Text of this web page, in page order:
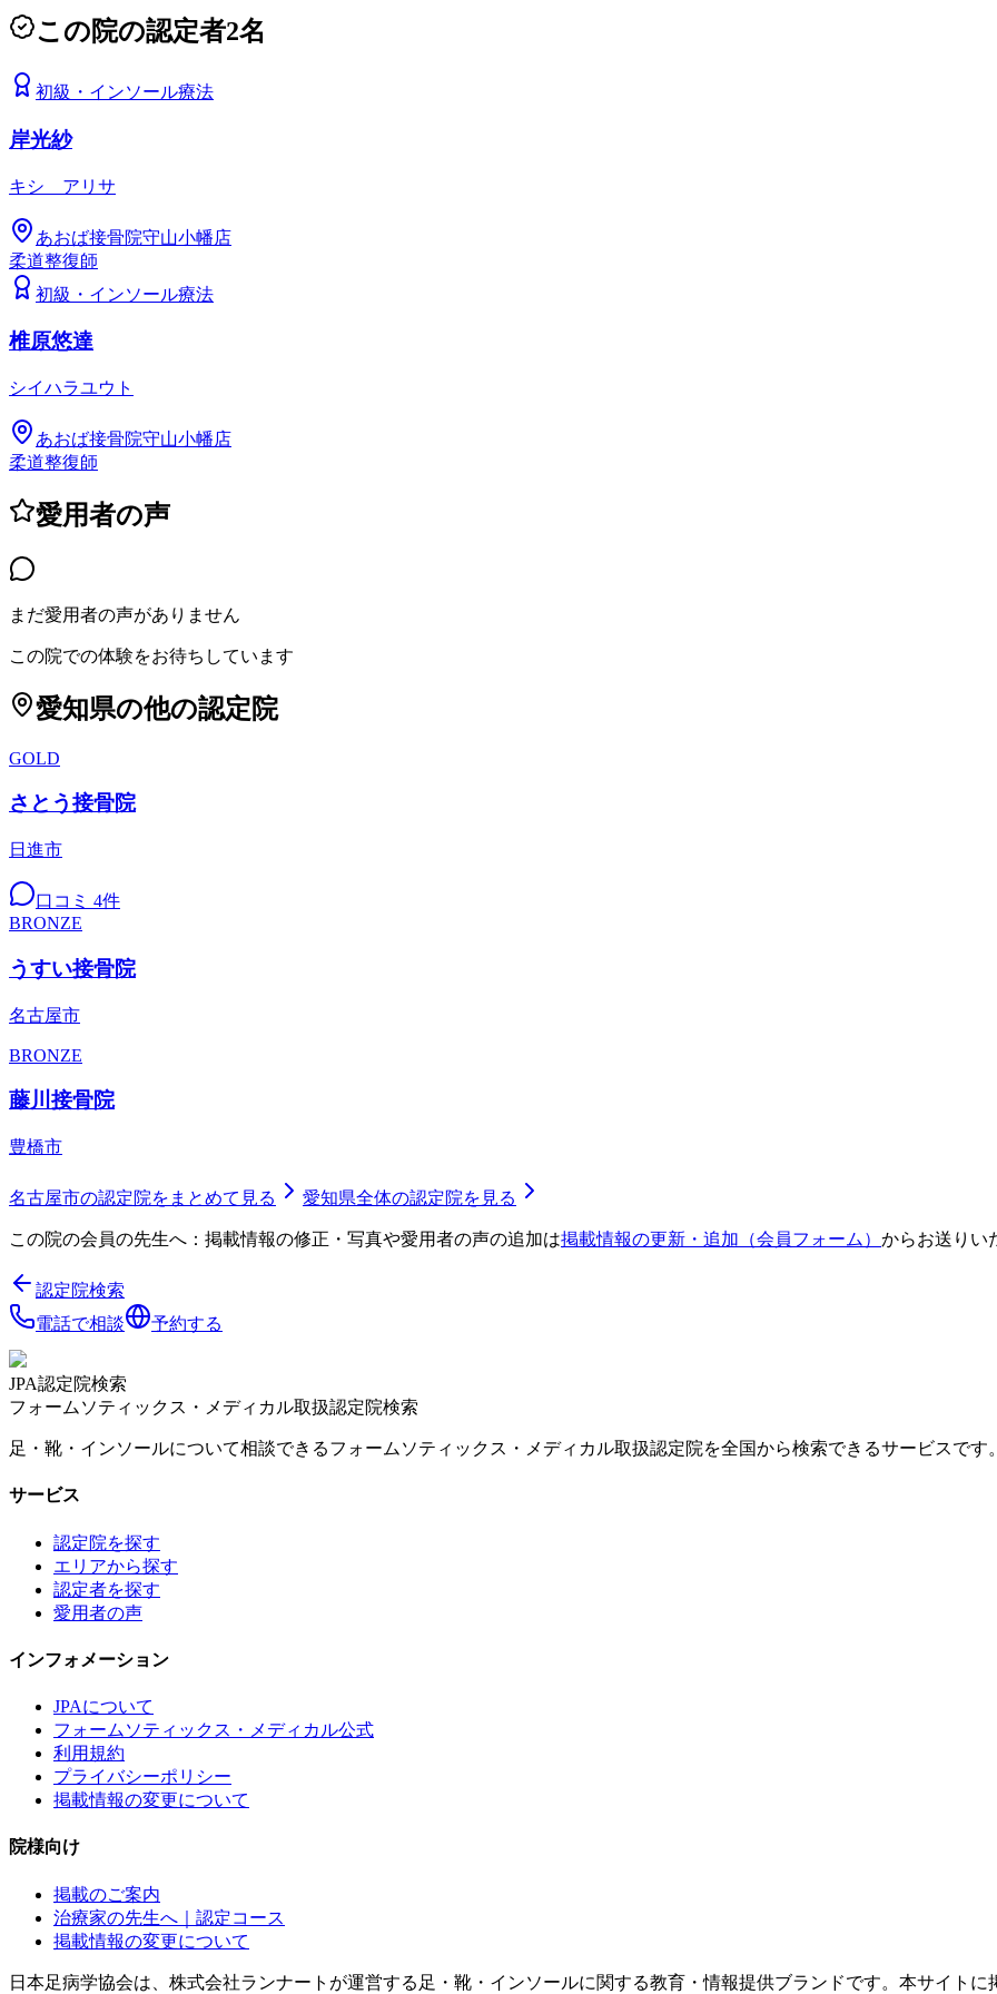
この院の認定者2名
初級 ・ インソール療法
岸光紗
キシ アリサ
あおば接骨院守山小幡店
柔道整復師
初級 ・ インソール療法
椎原悠達
シイハラユウト
あおば接骨院守山小幡店
柔道整復師
愛用者の声
まだ愛用者の声がありません
この院での体験をお待ちしています
愛知県の他の認定院
GOLD
さとう接骨院
日進市
口コミ 4件
BRONZE
うすい接骨院
名古屋市
BRONZE
藤川接骨院
豊橋市
名古屋市の認定院をまとめて見る 愛知県全体の認定院を見る
この院の会員の先生へ：掲載情報の修正・写真や愛用者の声の追加は掲載情報の更新・追加（会員フォーム） からお送りい
認定院検索
電話で相談
予約する
JPA認定院検索
フォームソティックス・メディカル取扱認定院検索
足・靴・インソールについて相談できるフォームソティックス・メディカル取扱認定院を全国から検索できるサービスです。
サービス
認定院を探す
エリアから探す
認定者を探す
愛用者の声
インフォメーション
JPAについて
フォームソティックス・メディカル公式
利用規約
プライバシーポリシー
掲載情報の変更について
院様向け
掲載のご案内
治療家の先生へ｜認定コース
掲載情報の変更について
日本足病学協会は、株式会社ランナートが運営する足・靴・インソールに関する教育・情報提供ブランドです。本サイト